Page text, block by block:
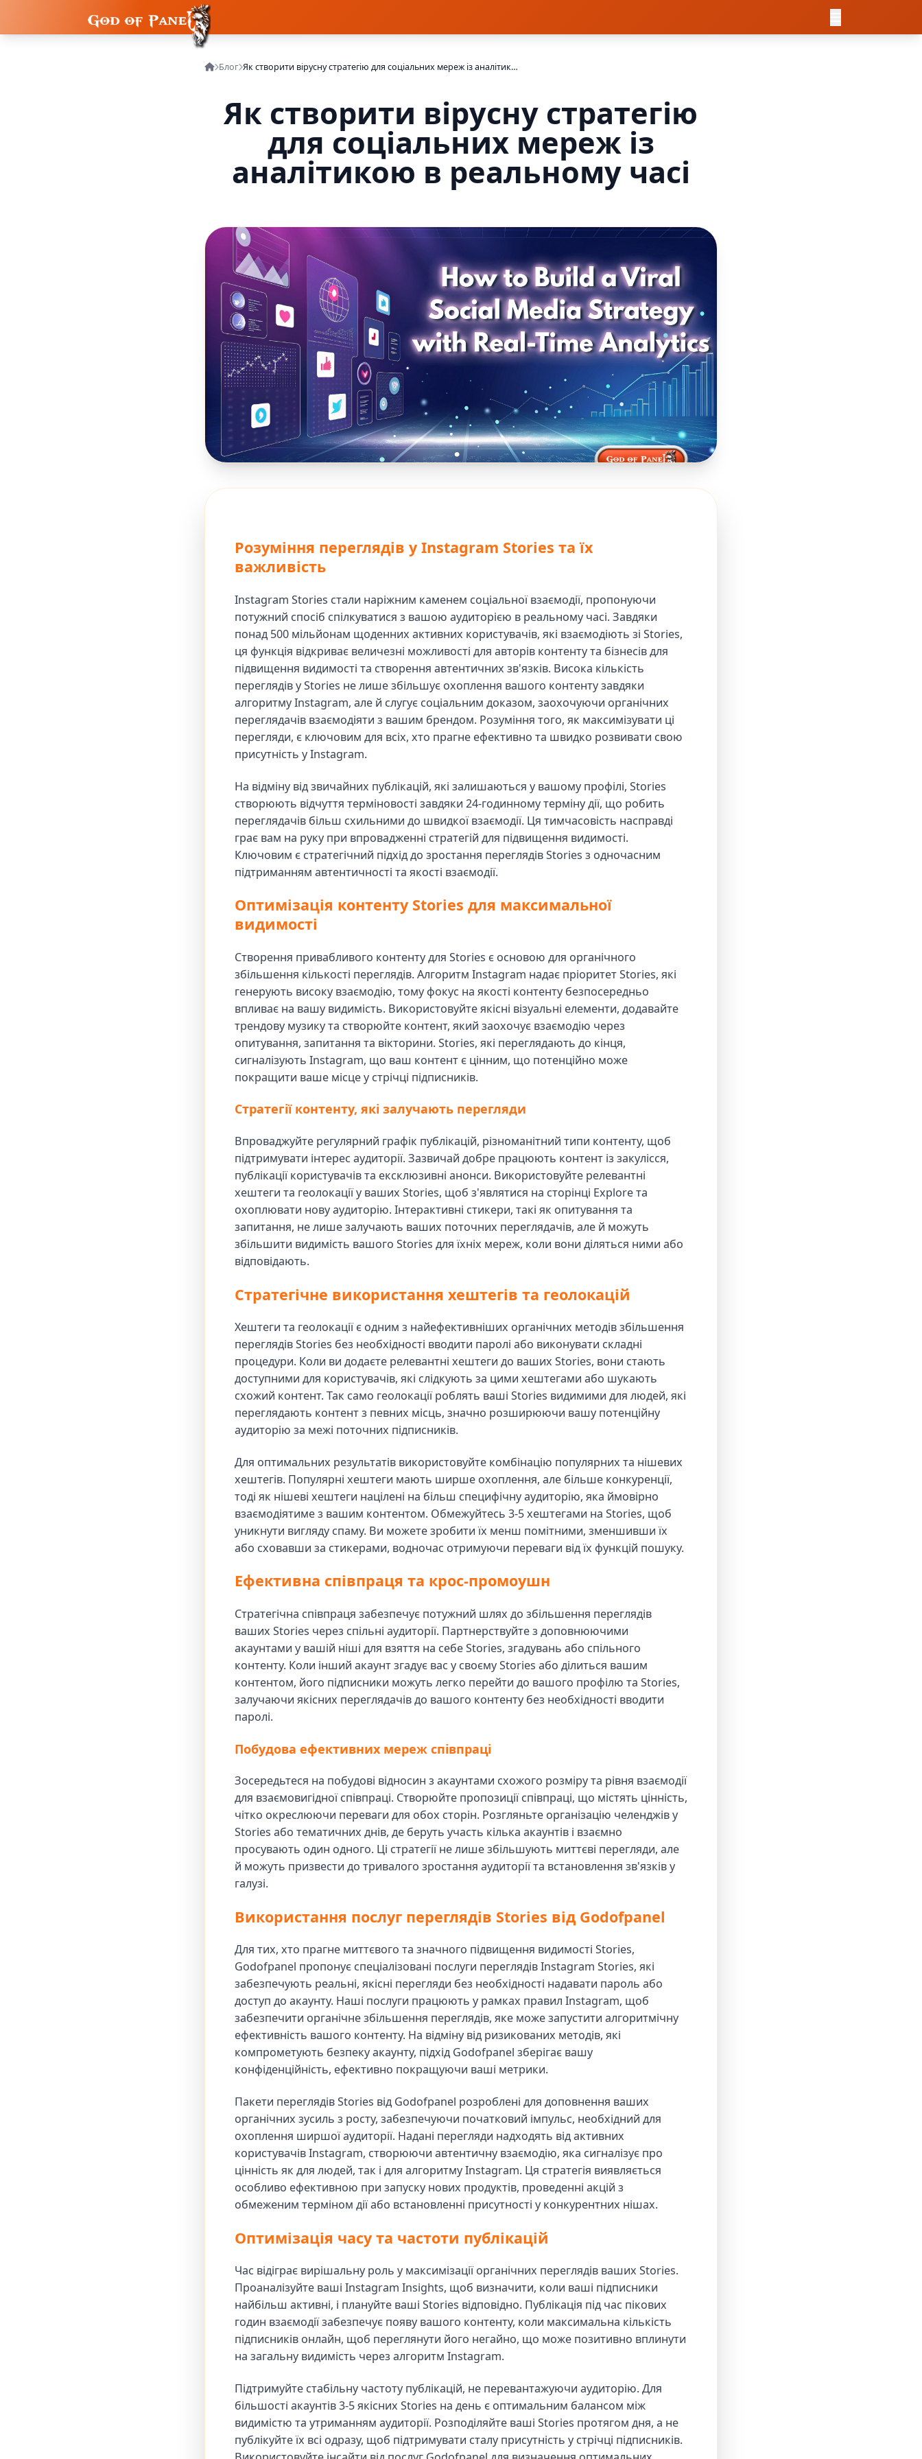
Блог Як створити вірусну стратегію для соціальних мереж із аналітикою в реальному часі
Як створити вірусну стратегію
для соціальних мереж із
аналітикою в реальному часі
Розуміння переглядів у Instagram Stories та їх
важливість
Instagram Stories стали наріжним каменем соціальної взаємодії, пропонуючи
потужний спосіб спілкуватися з вашою аудиторією в реальному часі. Завдяки
понад 500 мільйонам щоденних активних користувачів, які взаємодіють зі Stories,
ця функція відкриває величезні можливості для авторів контенту та бізнесів для
підвищення видимості та створення автентичних зв'язків. Висока кількість
переглядів у Stories не лише збільшує охоплення вашого контенту завдяки
алгоритму Instagram, але й слугує соціальним доказом, заохочуючи органічних
переглядачів взаємодіяти з вашим брендом. Розуміння того, як максимізувати ці
перегляди, є ключовим для всіх, хто прагне ефективно та швидко розвивати свою
присутність у Instagram.
На відміну від звичайних публікацій, які залишаються у вашому профілі, Stories
створюють відчуття терміновості завдяки 24-годинному терміну дії, що робить
переглядачів більш схильними до швидкої взаємодії. Ця тимчасовість насправді
грає вам на руку при впровадженні стратегій для підвищення видимості.
Ключовим є стратегічний підхід до зростання переглядів Stories з одночасним
підтриманням автентичності та якості взаємодії.
Оптимізація контенту Stories для максимальної
видимості
Створення привабливого контенту для Stories є основою для органічного
збільшення кількості переглядів. Алгоритм Instagram надає пріоритет Stories, які
генерують високу взаємодію, тому фокус на якості контенту безпосередньо
впливає на вашу видимість. Використовуйте якісні візуальні елементи, додавайте
трендову музику та створюйте контент, який заохочує взаємодію через
опитування, запитання та вікторини. Stories, які переглядають до кінця,
сигналізують Instagram, що ваш контент є цінним, що потенційно може
покращити ваше місце у стрічці підписників.
Стратегії контенту, які залучають перегляди
Впроваджуйте регулярний графік публікацій, різноманітний типи контенту, щоб
підтримувати інтерес аудиторії. Зазвичай добре працюють контент із закулісся,
публікації користувачів та ексклюзивні анонси. Використовуйте релевантні
хештеги та геолокації у ваших Stories, щоб з'являтися на сторінці Explore та
охоплювати нову аудиторію. Інтерактивні стикери, такі як опитування та
запитання, не лише залучають ваших поточних переглядачів, але й можуть
збільшити видимість вашого Stories для їхніх мереж, коли вони діляться ними або
відповідають.
Стратегічне використання хештегів та геолокацій
Хештеги та геолокації є одним з найефективніших органічних методів збільшення
переглядів Stories без необхідності вводити паролі або виконувати складні
процедури. Коли ви додаєте релевантні хештеги до ваших Stories, вони стають
доступними для користувачів, які слідкують за цими хештегами або шукають
схожий контент. Так само геолокації роблять ваші Stories видимими для людей, які
переглядають контент з певних місць, значно розширюючи вашу потенційну
аудиторію за межі поточних підписників.
Для оптимальних результатів використовуйте комбінацію популярних та нішевих
хештегів. Популярні хештеги мають ширше охоплення, але більше конкуренції,
тоді як нішеві хештеги націлені на більш специфічну аудиторію, яка ймовірно
взаємодіятиме з вашим контентом. Обмежуйтесь 3-5 хештегами на Stories, щоб
уникнути вигляду спаму. Ви можете зробити їх менш помітними, зменшивши їх
або сховавши за стикерами, водночас отримуючи переваги від їх функцій пошуку.
Ефективна співпраця та крос-промоушн
Стратегічна співпраця забезпечує потужний шлях до збільшення переглядів
ваших Stories через спільні аудиторії. Партнерствуйте з доповнюючими
акаунтами у вашій ніші для взяття на себе Stories, згадувань або спільного
контенту. Коли інший акаунт згадує вас у своєму Stories або ділиться вашим
контентом, його підписники можуть легко перейти до вашого профілю та Stories,
залучаючи якісних переглядачів до вашого контенту без необхідності вводити
паролі.
Побудова ефективних мереж співпраці
Зосередьтеся на побудові відносин з акаунтами схожого розміру та рівня взаємодії
для взаємовигідної співпраці. Створюйте пропозиції співпраці, що містять цінність,
чітко окреслюючи переваги для обох сторін. Розгляньте організацію челенджів у
Stories або тематичних днів, де беруть участь кілька акаунтів і взаємно
просувають один одного. Ці стратегії не лише збільшують миттєві перегляди, але
й можуть призвести до тривалого зростання аудиторії та встановлення зв'язків у
галузі.
Використання послуг переглядів Stories від Godofpanel
Для тих, хто прагне миттєвого та значного підвищення видимості Stories,
Godofpanel пропонує спеціалізовані послуги переглядів Instagram Stories, які
забезпечують реальні, якісні перегляди без необхідності надавати пароль або
доступ до акаунту. Наші послуги працюють у рамках правил Instagram, щоб
забезпечити органічне збільшення переглядів, яке може запустити алгоритмічну
ефективність вашого контенту. На відміну від ризикованих методів, які
компрометують безпеку акаунту, підхід Godofpanel зберігає вашу
конфіденційність, ефективно покращуючи ваші метрики.
Пакети переглядів Stories від Godofpanel розроблені для доповнення ваших
органічних зусиль з росту, забезпечуючи початковий імпульс, необхідний для
охоплення ширшої аудиторії. Надані перегляди надходять від активних
користувачів Instagram, створюючи автентичну взаємодію, яка сигналізує про
цінність як для людей, так і для алгоритму Instagram. Ця стратегія виявляється
особливо ефективною при запуску нових продуктів, проведенні акцій з
обмеженим терміном дії або встановленні присутності у конкурентних нішах.
Оптимізація часу та частоти публікацій
Час відіграє вирішальну роль у максимізації органічних переглядів ваших Stories.
Проаналізуйте ваші Instagram Insights, щоб визначити, коли ваші підписники
найбільш активні, і плануйте ваші Stories відповідно. Публікація під час пікових
годин взаємодії забезпечує появу вашого контенту, коли максимальна кількість
підписників онлайн, щоб переглянути його негайно, що може позитивно вплинути
на загальну видимість через алгоритм Instagram.
Підтримуйте стабільну частоту публікацій, не перевантажуючи аудиторію. Для
більшості акаунтів 3-5 якісних Stories на день є оптимальним балансом між
видимістю та утриманням аудиторії. Розподіляйте ваші Stories протягом дня, а не
публікуйте їх всі одразу, щоб підтримувати сталу присутність у стрічці підписників.